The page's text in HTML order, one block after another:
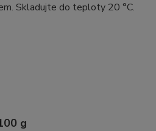
Skladujte do teploty 20 °C.
100 g